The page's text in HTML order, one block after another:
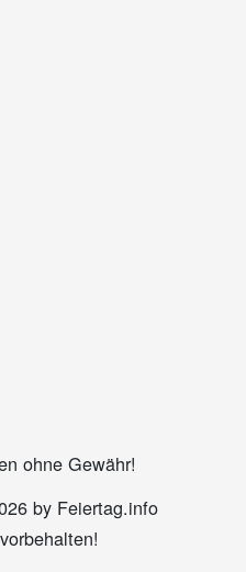
ohne Gewähr!
by Feiertag.info